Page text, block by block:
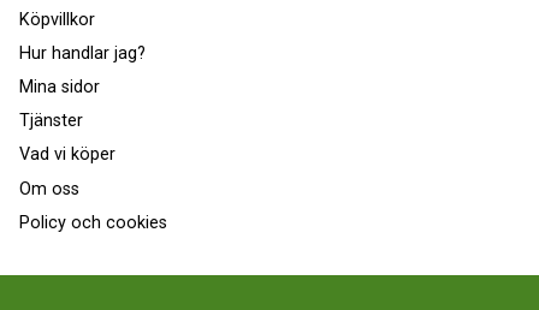
Köpvillkor
Hur handlar jag?
Mina sidor
Tjänster
Vad vi köper
Om oss
Policy och cookies